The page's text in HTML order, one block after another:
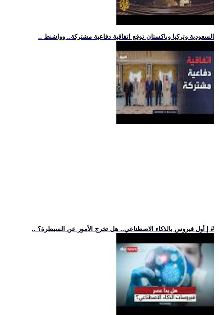
.. السعودية وتركيا وباكستان توقع اتفاقية دفاعية مشتركة.. وواشنط
.. أول فيروس بالذكاء الاصطناعي.. هل تخرج الأمور عن السيطرة؟ | #